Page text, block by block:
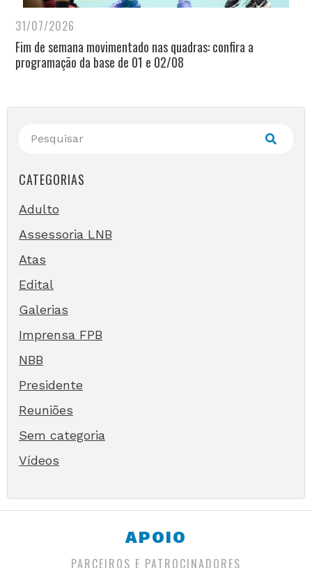
31/07/2026
Fim de semana movimentado nas quadras: confira a
programação da base de 01 e 02/08
CATEGORIAS
Adulto
Assessoria LNB
Atas
Edital
Galerias
Imprensa FPB
NBB
Presidente
Reuniões
Sem categoria
Vídeos
APOIO
PARCEIROS E PATROCINADORES